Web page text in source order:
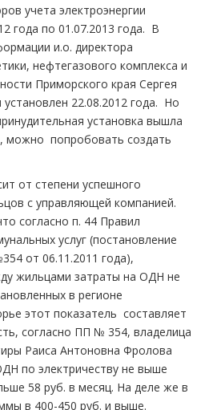
учета электроэнергии
года по 01.07.2013 года. В
и.о. директора
нефтегазового комплекса и
Приморского края Сергея
22.08.2012 года. Но
установка вышла
можно попробовать создать
от степени успешного
с управляющей компанией.
согласно п. 44 Правил
услуг (постановление
от 06.11.2011 года),
жильцами затраты на ОДН не
в регионе
этот показатель составляет
согласно ПП № 354, владелица
Раиса Антоновна Фролова
по электричеству не выше
58 руб. в месяц. На деле же в
в 400-450 руб. и выше.